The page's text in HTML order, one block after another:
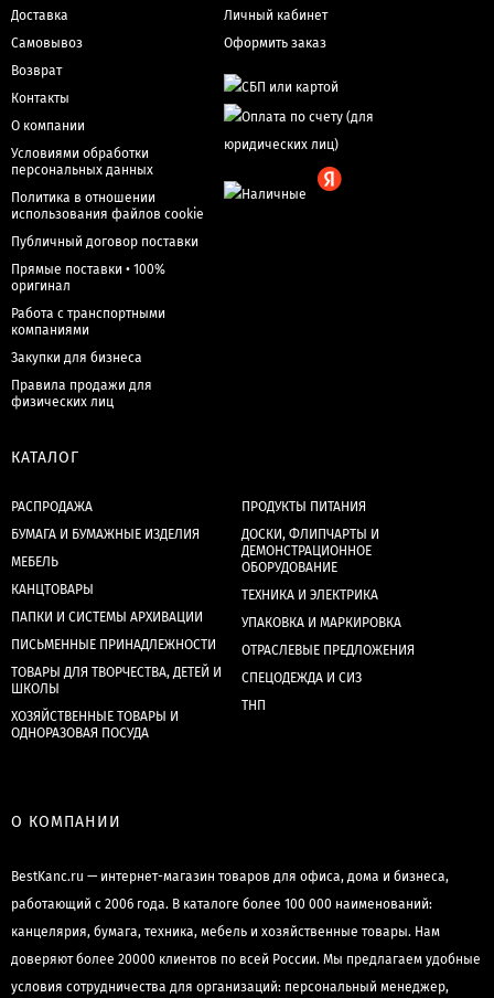
Доставка
Самовывоз
Возврат
Контакты
О компании
Условиями обработки
персональных данных
Политика в отношении
использования файлов cookie
Публичный договор поставки
Прямые поставки • 100%
оригинал
Работа с транспортными
компаниями
Закупки для бизнеса
Правила продажи для
физических лиц
Личный кабинет
Оформить заказ
КАТАЛОГ
РАСПРОДАЖА
БУМАГА И БУМАЖНЫЕ ИЗДЕЛИЯ
МЕБЕЛЬ
КАНЦТОВАРЫ
ПАПКИ И СИСТЕМЫ АРХИВАЦИИ
ПИСЬМЕННЫЕ ПРИНАДЛЕЖНОСТИ
ТОВАРЫ ДЛЯ ТВОРЧЕСТВА, ДЕТЕЙ И
ШКОЛЫ
ХОЗЯЙСТВЕННЫЕ ТОВАРЫ И
ОДНОРАЗОВАЯ ПОСУДА
ПРОДУКТЫ ПИТАНИЯ
ДОСКИ, ФЛИПЧАРТЫ И
ДЕМОНСТРАЦИОННОЕ
ОБОРУДОВАНИЕ
ТЕХНИКА И ЭЛЕКТРИКА
УПАКОВКА И МАРКИРОВКА
ОТРАСЛЕВЫЕ ПРЕДЛОЖЕНИЯ
СПЕЦОДЕЖДА И СИЗ
ТНП
О КОМПАНИИ
BestKanc.ru — интернет-магазин товаров для офиса, дома и бизнеса,
работающий с 2006 года. В каталоге более 100 000 наименований:
канцелярия, бумага, техника, мебель и хозяйственные товары. Нам
доверяют более 20000 клиентов по всей России. Мы предлагаем удобные
условия сотрудничества для организаций: персональный менеджер,